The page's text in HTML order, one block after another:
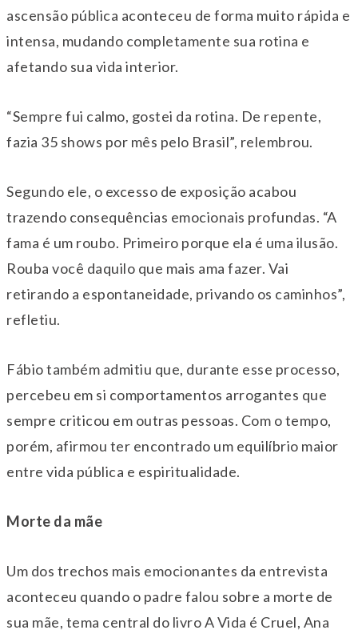
ascensão pública aconteceu de forma muito rápida e
intensa, mudando completamente sua rotina e
afetando sua vida interior.
“Sempre fui calmo, gostei da rotina. De repente,
fazia 35 shows por mês pelo Brasil”, relembrou.
Segundo ele, o excesso de exposição acabou
trazendo consequências emocionais profundas. “A
fama é um roubo. Primeiro porque ela é uma ilusão.
Rouba você daquilo que mais ama fazer. Vai
retirando a espontaneidade, privando os caminhos”,
refletiu.
Fábio também admitiu que, durante esse processo,
percebeu em si comportamentos arrogantes que
sempre criticou em outras pessoas. Com o tempo,
porém, afirmou ter encontrado um equilíbrio maior
entre vida pública e espiritualidade.
Morte da mãe
Um dos trechos mais emocionantes da entrevista
aconteceu quando o padre falou sobre a morte de
sua mãe, tema central do livro A Vida é Cruel, Ana